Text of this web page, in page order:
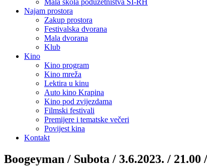
Mala škola poduzetništva SI-RH
Najam prostora
Zakup prostora
Festivalska dvorana
Mala dvorana
Klub
Kino
Kino program
Kino mreža
Lektira u kinu
Auto kino Krapina
Kino pod zvijezdama
Filmski festivali
Premijere i tematske večeri
Povijest kina
Kontakt
Boogeyman / Subota / 3.6.2023. / 21.00